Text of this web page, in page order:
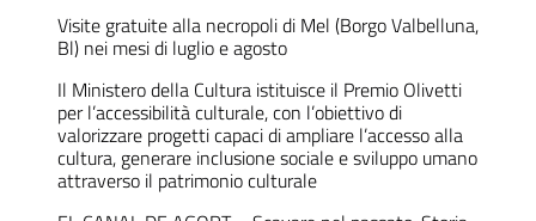
Visite gratuite alla necropoli di Mel (Borgo Valbelluna,
Bl) nei mesi di luglio e agosto
Il Ministero della Cultura istituisce il Premio Olivetti
per l’accessibilità culturale, con l’obiettivo di
valorizzare progetti capaci di ampliare l’accesso alla
cultura, generare inclusione sociale e sviluppo umano
attraverso il patrimonio culturale